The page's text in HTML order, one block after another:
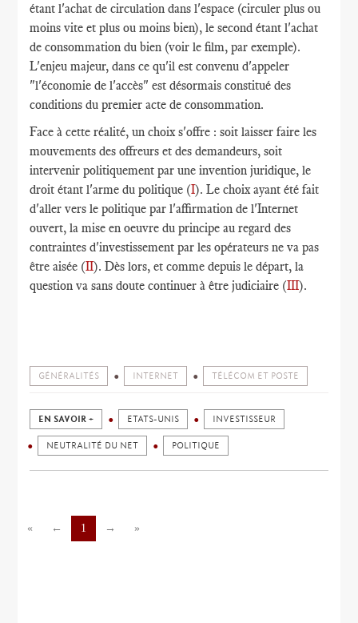
étant l'achat de circulation dans l'espace (circuler plus ou
moins vite et plus ou moins bien), le second étant l'achat
de consommation du bien (voir le film, par exemple).
L'enjeu majeur, dans ce qu'il est convenu d'appeler
"l'économie de l'accès" est désormais constitué des
conditions du premier acte de consommation.
Face à cette réalité, un choix s'offre : soit laisser faire les
mouvements des offreurs et des demandeurs, soit
intervenir politiquement par une invention juridique, le
droit étant l'arme du politique (I). Le choix ayant été fait
d'aller vers le politique par l'affirmation de l'Internet
ouvert, la mise en oeuvre du principe au regard des
contraintes d'investissement par les opérateurs ne va pas
être aisée (II). Dès lors, et comme depuis le départ, la
question va sans doute continuer à être judiciaire (III).
GÉNÉRALITÉS INTERNET TÉLÉCOM ET POSTE
EN SAVOIR + ETATS-UNIS INVESTISSEUR
NEUTRALITÉ DU NET POLITIQUE
« ← 1 → »